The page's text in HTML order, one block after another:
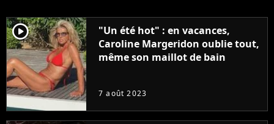
player2
"Un été hot" : en vacances,
Caroline Margeridon oublie tout,
même son maillot de bain
7 août 2023